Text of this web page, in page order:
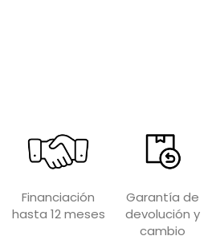
Financiación
hasta 12 meses
Garantía de
devolución y
cambio